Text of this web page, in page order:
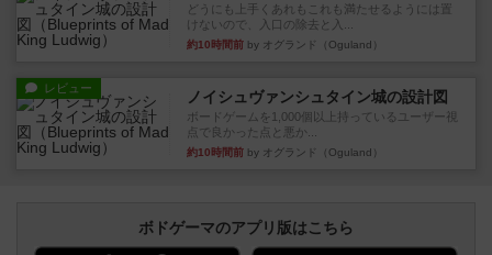
どうにも上手くあれもこれも満たせるようには置
けないので、入口の除去と入...
約10時間前 by オグランド（Oguland）
レビュー ノイシュヴァンシュタイン城の設計図
ボードゲームを1,000個以上持っているユーザー視
点で良かった点と悪か...
約10時間前 by オグランド（Oguland）
ボドゲーマのアプリ版はこちら